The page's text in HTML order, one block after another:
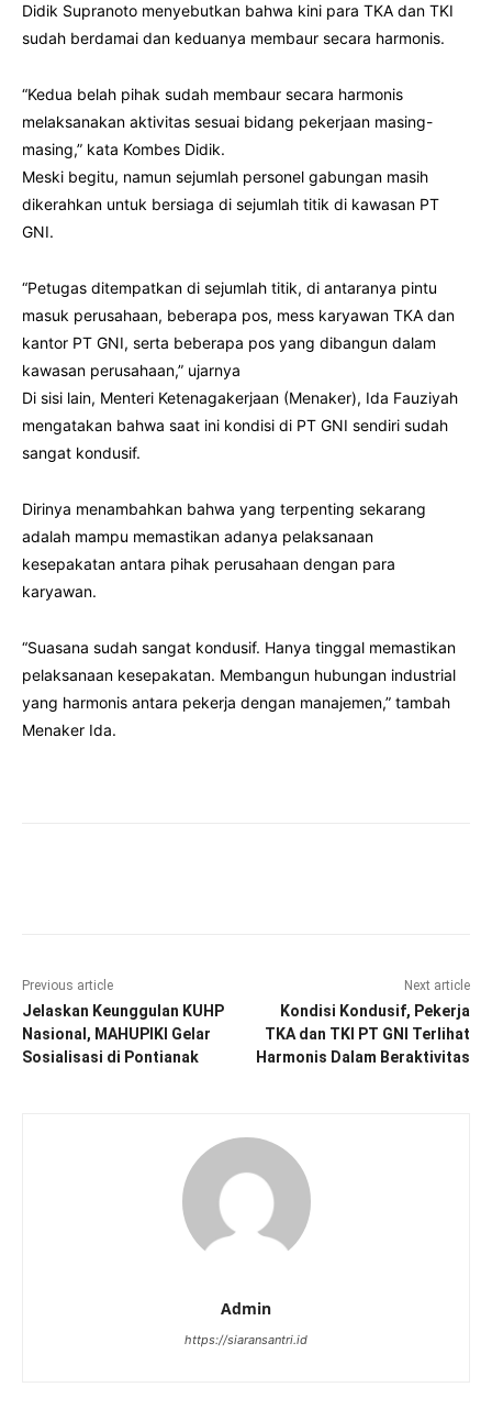
Didik Supranoto menyebutkan bahwa kini para TKA dan TKI
sudah berdamai dan keduanya membaur secara harmonis.
“Kedua belah pihak sudah membaur secara harmonis
melaksanakan aktivitas sesuai bidang pekerjaan masing-
masing,” kata Kombes Didik.
Meski begitu, namun sejumlah personel gabungan masih
dikerahkan untuk bersiaga di sejumlah titik di kawasan PT
GNI.
“Petugas ditempatkan di sejumlah titik, di antaranya pintu
masuk perusahaan, beberapa pos, mess karyawan TKA dan
kantor PT GNI, serta beberapa pos yang dibangun dalam
kawasan perusahaan,” ujarnya
Di sisi lain, Menteri Ketenagakerjaan (Menaker), Ida Fauziyah
mengatakan bahwa saat ini kondisi di PT GNI sendiri sudah
sangat kondusif.
Dirinya menambahkan bahwa yang terpenting sekarang
adalah mampu memastikan adanya pelaksanaan
kesepakatan antara pihak perusahaan dengan para
karyawan.
“Suasana sudah sangat kondusif. Hanya tinggal memastikan
pelaksanaan kesepakatan. Membangun hubungan industrial
yang harmonis antara pekerja dengan manajemen,” tambah
Menaker Ida.
Previous article
Jelaskan Keunggulan KUHP
Nasional, MAHUPIKI Gelar
Sosialisasi di Pontianak
Next article
Kondisi Kondusif, Pekerja
TKA dan TKI PT GNI Terlihat
Harmonis Dalam Beraktivitas
Admin
https://siaransantri.id